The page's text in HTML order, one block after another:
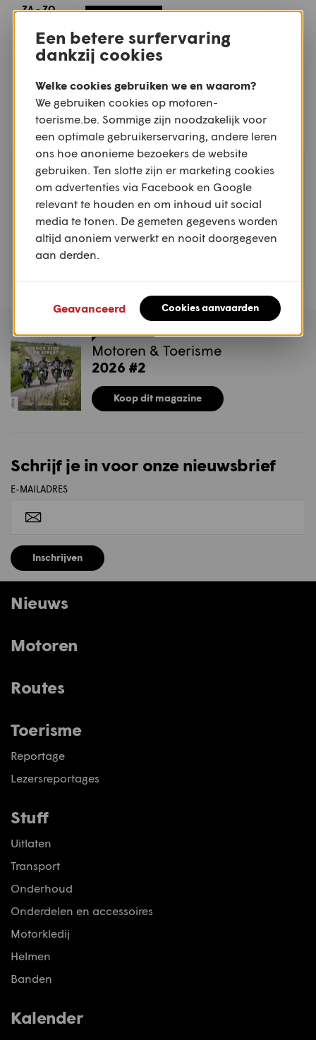
ZA - ZO
09.08
MOTORSPORT
Internationale Motorcross van de
Keiheuvel - Balen
KEIHEUVEL, BALEN, ANTWERPEN
09.08
TREFFEN
Mirakeltreffen - Waregem
WAREGEM, WEST-VLAANDEREN
Motoren & Toerisme
2026 #2
Koop dit magazine
Schrijf je in voor onze nieuwsbrief
E-MAILADRES
Inschrijven
Nieuws
Motoren
Routes
Toerisme
Reportage
Lezersreportages
Stuff
Uitlaten
Transport
Onderhoud
Onderdelen en accessoires
Motorkledij
Helmen
Banden
Kalender
Een betere surfervaring
dankzij cookies
Welke cookies gebruiken we en waarom?
We gebruiken cookies op motoren-
toerisme.be. Sommige zijn noodzakelijk voor
een optimale gebruikerservaring, andere leren
ons hoe anonieme bezoekers de website
gebruiken. Ten slotte zijn er marketing cookies
om advertenties via Facebook en Google
relevant te houden en om inhoud uit social
media te tonen. De gemeten gegevens worden
altijd anoniem verwerkt en nooit doorgegeven
aan derden.
Geavanceerd Cookies aanvaarden